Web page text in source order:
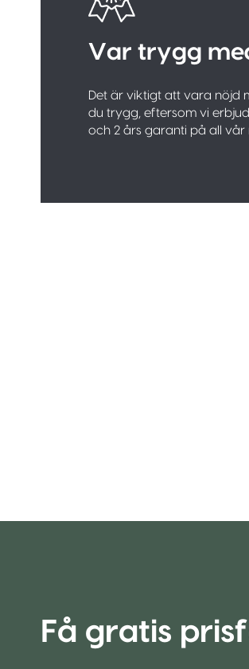
Var trygg
Det är viktigt att vara nöjd
du trygg, eftersom vi
och 2 års garanti på all vår
Få gratis